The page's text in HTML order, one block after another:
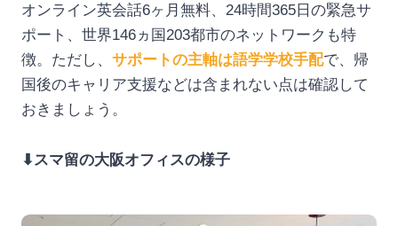
オンライン英会話6ヶ月無料、24時間365日の緊急サ
ポート、世界146ヵ国203都市のネットワークも特
徴。ただし、 サポートの主軸は語学学校手配で、帰
国後のキャリア支援などは含まれない点は確認して
おきましょう。
⬇︎スマ留の大阪オフィスの様子